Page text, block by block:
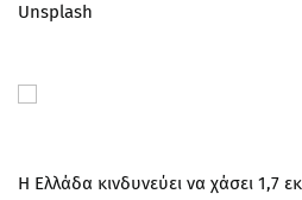
Unsplash
Η Ελλάδα κινδυνεύει να χάσει 1,7